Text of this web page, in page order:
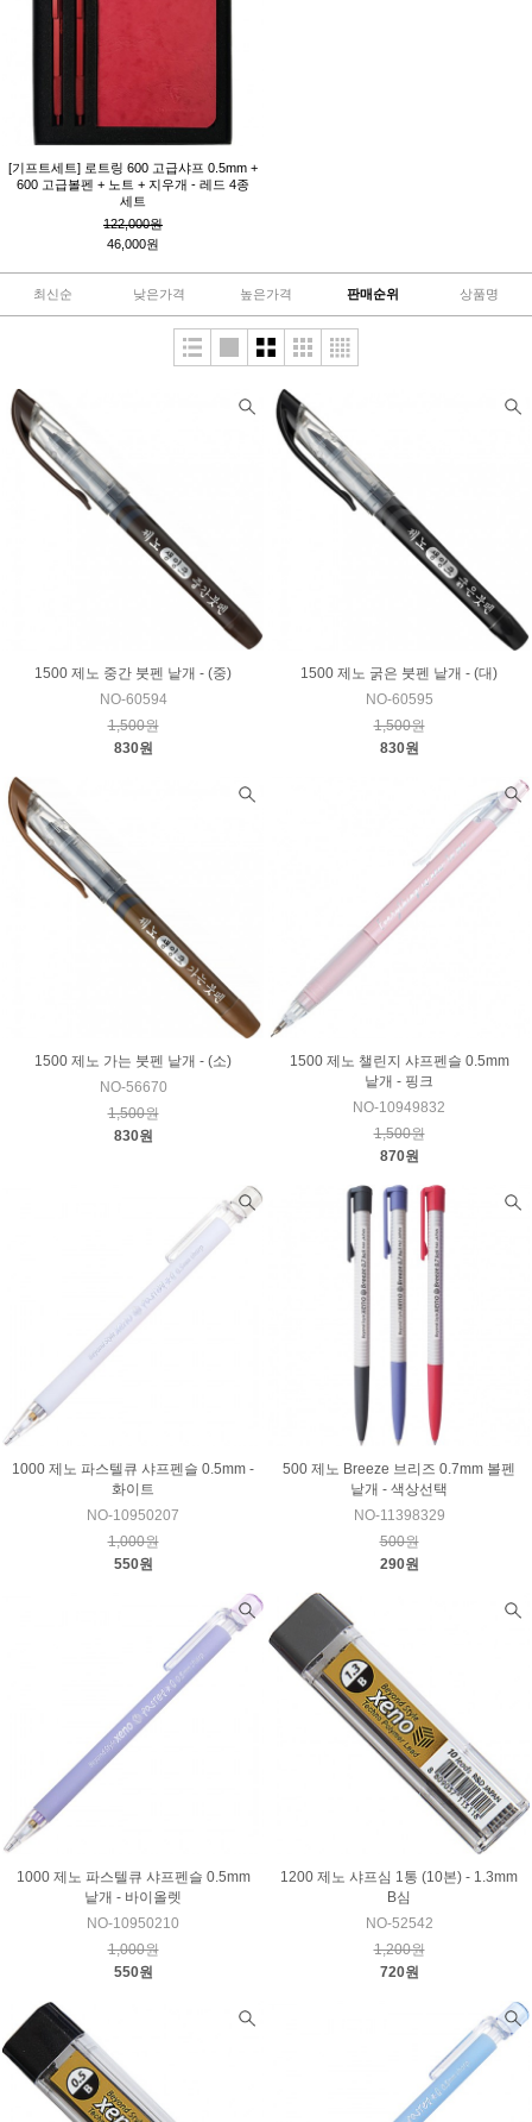
[기프트세트] 로트링 600 고급샤프 0.5mm +
600 고급볼펜 + 노트 + 지우개 - 레드 4종
세트
122,000원
46,000원
최신순 낮은가격 높은가격 판매순위 상품명
1500 제노 중간 붓펜 낱개 - (중)
NO-60594
1,500원
830원
1500 제노 굵은 붓펜 낱개 - (대)
NO-60595
1,500원
830원
1500 제노 가는 붓펜 낱개 - (소)
NO-56670
1,500원
830원
1500 제노 챌린지 샤프펜슬 0.5mm
낱개 - 핑크
NO-10949832
1,500원
870원
1000 제노 파스텔큐 샤프펜슬 0.5mm -
화이트
NO-10950207
1,000원
550원
500 제노 Breeze 브리즈 0.7mm 볼펜
낱개 - 색상선택
NO-11398329
500원
290원
1000 제노 파스텔큐 샤프펜슬 0.5mm
낱개 - 바이올렛
NO-10950210
1,000원
550원
1200 제노 샤프심 1통 (10본) - 1.3mm
B심
NO-52542
1,200원
720원